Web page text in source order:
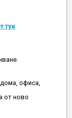
тук
офиса,
от ново